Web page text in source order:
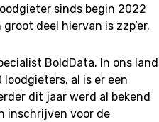
sinds begin 2022
deel hiervan is zzp’er.
BoldData. In ons land
loodgieters, al is er een
dit jaar werd al bekend
inschrijven voor de